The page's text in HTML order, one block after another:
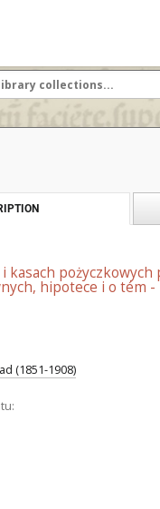
i kasach
hipotece i o tém
(1851-1908)